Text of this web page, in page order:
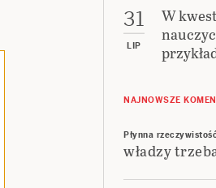
31
LIP
W
NAJNOWSZE
Płynna
władzy